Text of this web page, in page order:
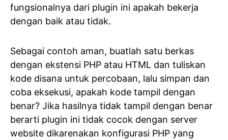
fungsionalnya dari plugin ini apakah bekerja
dengan baik atau tidak.
Sebagai contoh aman, buatlah satu berkas
dengan ekstensi PHP atau HTML dan tuliskan
kode disana untuk percobaan, lalu simpan dan
coba eksekusi, apakah kode tampil dengan
benar? Jika hasilnya tidak tampil dengan benar
berarti plugin ini tidak cocok dengan server
website dikarenakan konfigurasi PHP yang